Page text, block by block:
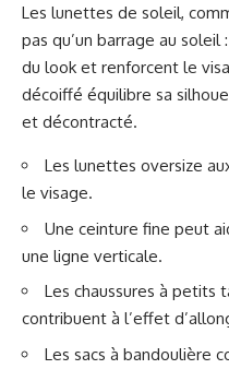
Les lunettes de soleil,
pas qu’un barrage au
du look et renforcent le
décoiffé équilibre sa
et décontracté.
Les lunettes oversize
le visage.
Une ceinture fine peut
une ligne verticale.
Les chaussures à petits
contribuent à l’effet
Les sacs à bandoulière